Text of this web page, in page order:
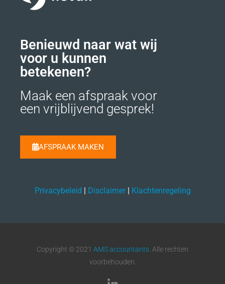
Benieuwd naar wat wij
voor u kunnen
betekenen?
Maak een afspraak voor
een vrijblijvend gesprek!
AFSPRAAK MAKEN
Privacybeleid | Disclaimer| Klachtenregeling
Copyright © 2021 AMS accountants . Alle rechten
voorbehouden.